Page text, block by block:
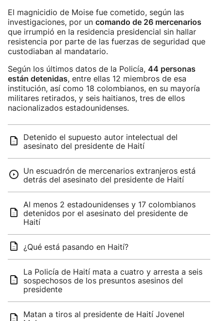
El magnicidio de Moise fue cometido, según las
investigaciones, por un comando de 26 mercenarios
que irrumpió en la residencia presidencial sin hallar
resistencia por parte de las fuerzas de seguridad que
custodiaban al mandatario.
Según los últimos datos de la Policía, 44 personas
están detenidas, entre ellas 12 miembros de esa
institución, así como 18 colombianos, en su mayoría
militares retirados, y seis haitianos, tres de ellos
nacionalizados estadounidenses.
Detenido el supuesto autor intelectual del
asesinato del presidente de Haití
Un escuadrón de mercenarios extranjeros está
detrás del asesinato del presidente de Haití
Al menos 2 estadounidenses y 17 colombianos
detenidos por el asesinato del presidente de
Haití
¿Qué está pasando en Haití?
La Policía de Haití mata a cuatro y arresta a seis
sospechosos de los presuntos asesinos del
presidente
Matan a tiros al presidente de Haití Jovenel